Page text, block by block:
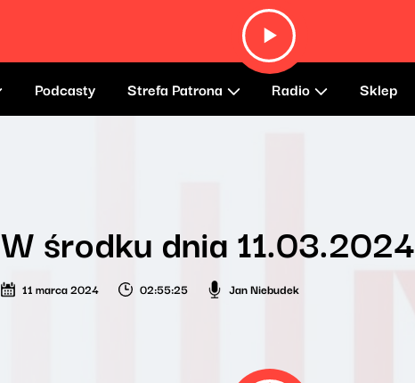
Podcasty Strefa Patrona Radio Sklep
W środku dnia 11.03.2024
11 marca 2024 02:55:25 Jan Niebudek